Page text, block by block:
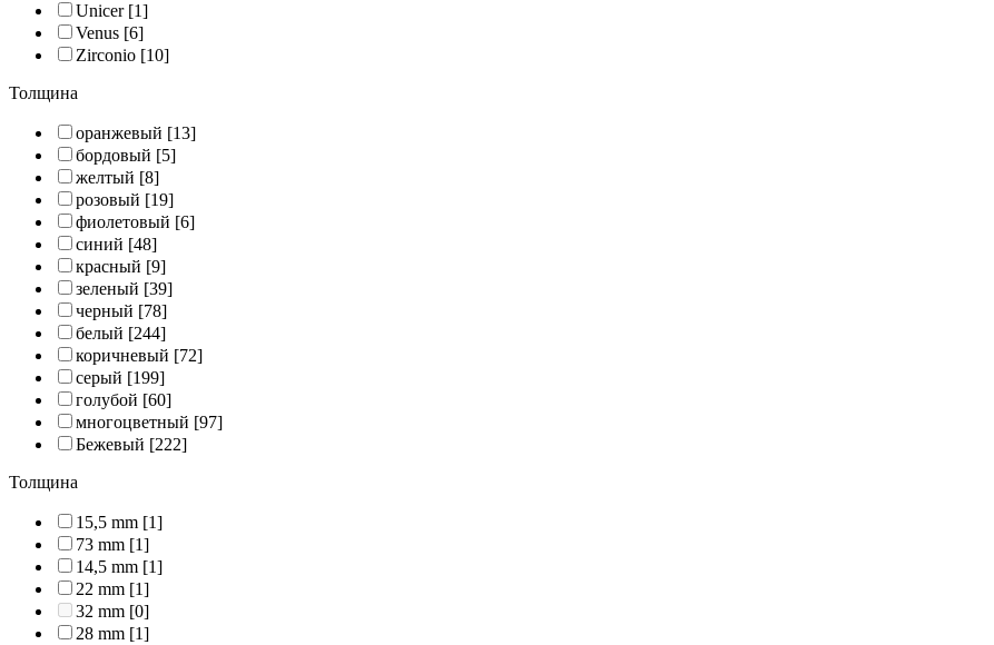
Unicer[1]
Venus [6]
Zirconio [10]
Толщина
оранжевый [13]
бордовый [5]
желтый [8]
розовый [19]
фиолетовый [6]
синий [48]
красный [9]
зеленый [39]
черный [78]
белый [244]
коричневый [72]
серый [199]
голубой [60]
многоцветный [97]
Бежевый [222]
Толщина
15,5 mm [1]
73 mm [1]
14,5 mm [1]
22 mm [1]
32 mm [0]
28 mm [1]